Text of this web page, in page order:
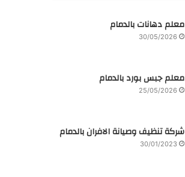
معلم دهانات بالدمام
30/05/2026
معلم جبس بورد بالدمام
25/05/2026
شركة تنظيف وصيانة الافران بالدمام
30/01/2023